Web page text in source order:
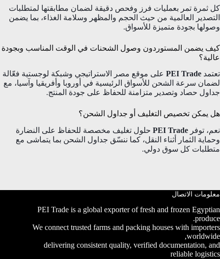
كل ثمرة تمر بعمليات فرز وفحص دقيقة لضمان مطابقتها لمتطلبات
التصدير العالمية من حيث الحجم والمظهر وسلامة الغذاء، بما يضمن
وصولها بجودة متميزة للأسواق.
كيف يضمن المستوردون وصول الشحنات في الوقت المناسب وبجودة
عالية؟
تعتمد PEI Trade على موقع مصر الاستراتيجي وشبكة لوجستية فعّالة
لضمان سرعة الشحن للأسواق الرئيسية في أوروبا وأفريقيا وآسيا، مع
جداول حصاد وتصدير متزامنة للحفاظ على جودة المنتج.
هل يمكن تخصيص التغليف أو جداول الشحن؟
نعم، توفر PEI Trade حلول تغليف مخصصة للحفاظ على النضارة
وحماية الثمار أثناء النقل، كما ننسّق جداول الشحن بما يتماشى مع
متطلبات كل سوق دولي.
معلومات الاتصال
PEI Trade is a global exporter of fresh and frozen Egyptian
produce.
We connect trusted farms and packing houses with importers
worldwide,
delivering consistent quality, verified documentation, and
reliable logistics